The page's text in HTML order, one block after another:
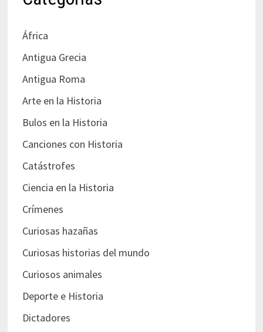
África
Antigua Grecia
Antigua Roma
Arte en la Historia
Bulos en la Historia
Canciones con Historia
Catástrofes
Ciencia en la Historia
Crímenes
Curiosas hazañas
Curiosas historias del mundo
Curiosos animales
Deporte e Historia
Dictadores